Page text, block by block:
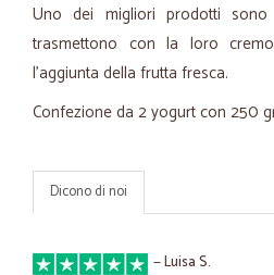
Uno dei migliori prodotti
trasmettono con la loro
l'aggiunta della frutta fresca.
Confezione da 2 yogurt con 250
Dicono di noi
—Luisa S.